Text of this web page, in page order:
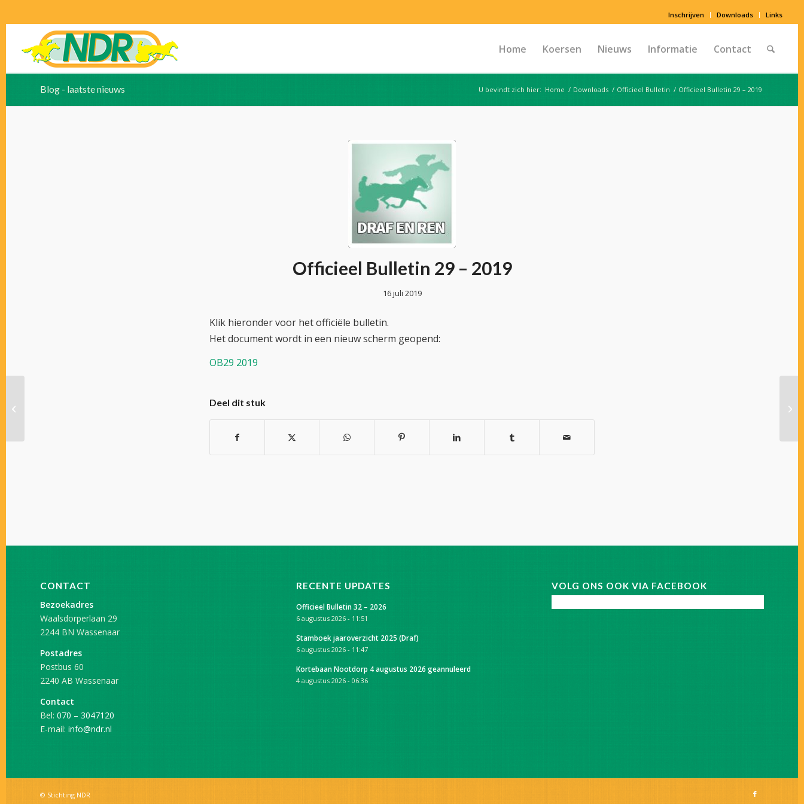
Inschrijven Downloads Links
Home Koersen Nieuws Informatie Contact
Blog - laatste nieuws U bevindt zich hier: Home / Downloads / Officieel Bulletin / Officieel Bulletin 29 – 2019
Officieel Bulletin 29 – 2019
16 juli 2019
Klik hieronder voor het officiële bulletin.
Het document wordt in een nieuw scherm geopend:
OB29 2019
Deel dit stuk
CONTACT
Bezoekadres
Waalsdorperlaan 29
2244 BN Wassenaar
Postadres
Postbus 60
2240 AB Wassenaar
Contact
Bel: 070 – 3047120
E-mail: info@ndr.nl
RECENTE UPDATES
Officieel Bulletin 32 – 2026
6 augustus 2026 - 11:51
Stamboek jaaroverzicht 2025 (Draf)
6 augustus 2026 - 11:47
Kortebaan Nootdorp 4 augustus 2026 geannuleerd
4 augustus 2026 - 06:36
VOLG ONS OOK VIA FACEBOOK
© Stichting NDR